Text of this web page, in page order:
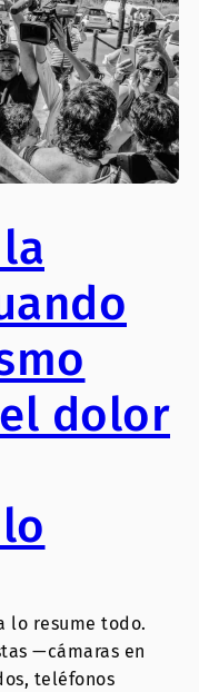
dolor
lo resume todo.
—cámaras en
teléfonos